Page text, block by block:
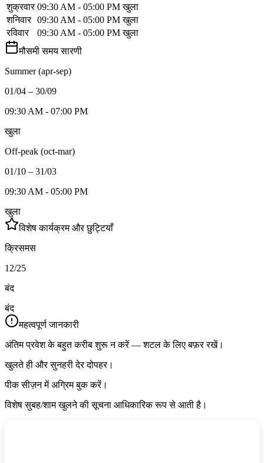
शुक्रवार 09:30 AM - 05:00 PM खुला
शनिवार 09:30 AM - 05:00 PM खुला
रविवार
09:30 AM - 05:00 PM खुला
मौसमी समय सारणी
Summer (apr-sep)
01/04 – 30/09
09:30 AM - 07:00 PM
खुला
Off-peak (oct-mar)
01/10 – 31/03
09:30 AM - 05:00 PM
खुला
विशेष कार्यक्रम और छुट्टियाँ
क्रिसमस
12/25
बंद
बंद
महत्वपूर्ण जानकारी
अंतिम प्रवेश के बहुत करीब शुरू न करें — शटल के लिए बफ़र रखें।
खुलते ही और सुनहरी देर दोपहर।
पीक सीज़न में अग्रिम बुक करें।
विशेष सुबह/शाम खुलने की सूचना आधिकारिक रूप से आती है।